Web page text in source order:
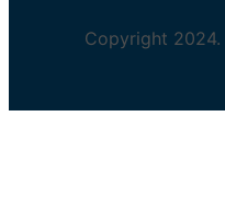
Copyright